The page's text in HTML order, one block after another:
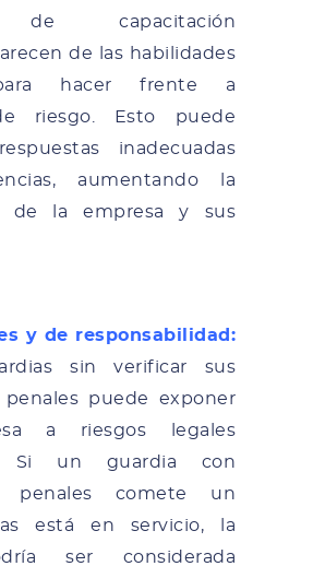
de capacitación
de las habilidades
para hacer frente a
riesgo. Esto puede
inadecuadas
aumentando la
de la empresa y sus
y de responsabilidad:
sin verificar sus
penales puede exponer
a riesgos legales
Si un guardia con
penales comete un
está en servicio, la
ser considerada